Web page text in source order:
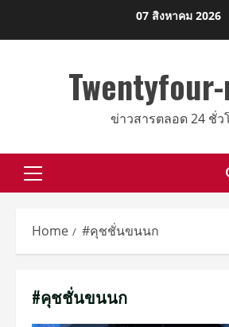
07 สิงหาคม 2026
ข่าวสารตลอด 24 ชั่ว
Primary
Home #คุชชั่นขนนก
#คุชชั่นขนนก